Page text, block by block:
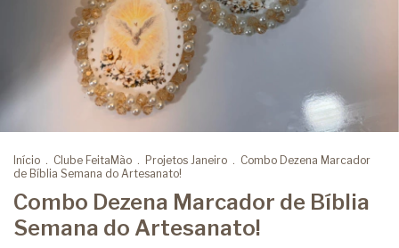
Início . Clube FeitaMão . Projetos Janeiro . Combo Dezena Marcador
de Bíblia Semana do Artesanato!
Combo Dezena Marcador de Bíblia
Semana do Artesanato!